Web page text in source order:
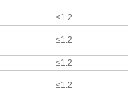
≤1.2
≤1.2
≤1.2
≤1.2